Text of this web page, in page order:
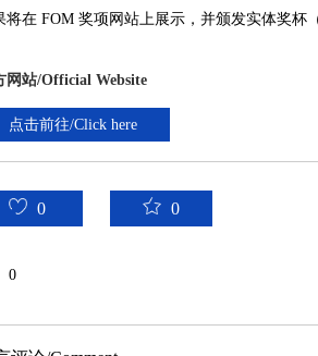
将在 FOM 奖项网站上展示，并颁发实体奖杯
网站/Official Website
点击前往/Click here
0 0
0